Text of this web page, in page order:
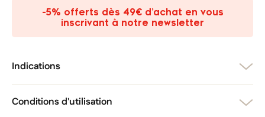
-5% offerts dès 49€ d’achat en vous
inscrivant à notre newsletter
Indications
Conditions d'utilisation
Créer une nouvelle liste
liste d'envies.